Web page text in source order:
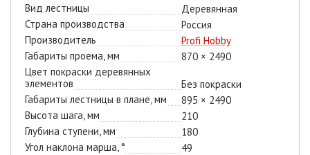
Вид лестницы
Деревянная
Страна производства
Россия
Производитель
Profi Hobby
Габариты проема, мм
870 × 2490
Цвет покраски деревянных
элементов
Без покраски
Габариты лестницы в плане, мм
895 × 2490
Высота шага, мм
210
Глубина ступени, мм
180
Угол наклона марша, °
49